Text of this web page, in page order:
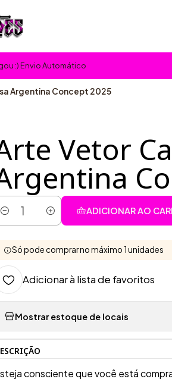
:) Envio Automático
Argentina Concept 2025
Vetor
Quantidade
ADICIONAR AO
Só pode comprar no máximo 1 unidades
Adicionar à lista de favoritos
Mostrar estoque de locais
consciente que você está